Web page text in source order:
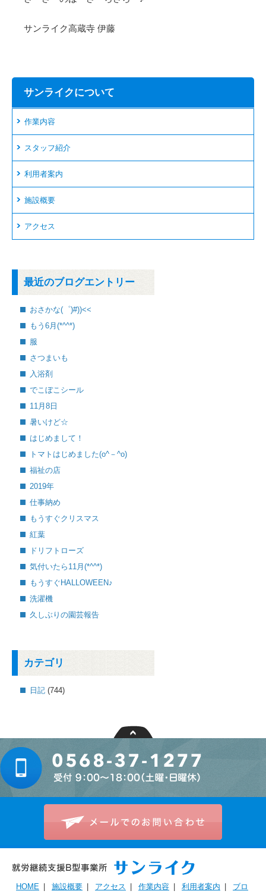
サンライク高蔵寺 伊藤
サンライクについて
作業内容
スタッフ紹介
利用者案内
施設概要
アクセス
最近のブログエントリー
おさかな(゜)#))<<
もう6月(*^^*)
服
さつまいも
入浴剤
でこぼこシール
11月8日
暑いけど☆
はじめまして！
トマトはじめました(o^－^o)
福祉の店
2019年
仕事納め
もうすぐクリスマス
紅葉
ドリフトローズ
気付いたら11月(*^^*)
もうすぐHALLOWEEN♪
洗濯機
久しぶりの園芸報告
カテゴリ
日記 (744)
HOME | 施設概要 | アクセス | 作業内容 | 利用者案内 |
ブロ